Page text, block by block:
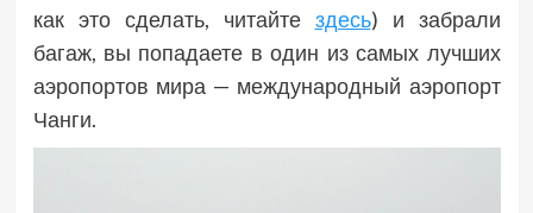
как это сделать, читайте здесь) и забрали
багаж, вы попадаете в один из самых лучших
аэропортов мира — международный аэропорт
Чанги.